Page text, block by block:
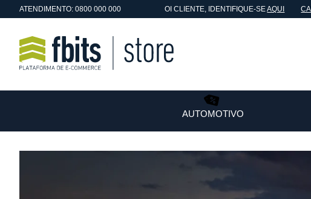
ATENDIMENTO: 0800 000 000 OICLIENTE, IDENTIFIQUE-SEAQUI
AUTOMOTIVO